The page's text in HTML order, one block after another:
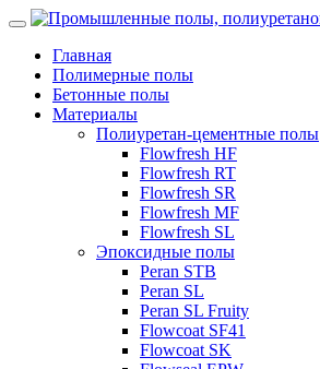
Главная
Полимерные полы
Бетонные полы
Материалы
Полиуретан-цементные полы
Flowfresh HF
Flowfresh RT
Flowfresh SR
Flowfresh MF
Flowfresh SL
Эпоксидные полы
Peran STB
Peran SL
Peran SL Fruity
Flowcoat SF41
Flowcoat SK